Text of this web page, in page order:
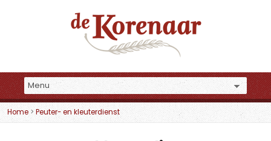
Home > Peuter- en kleuterdienst